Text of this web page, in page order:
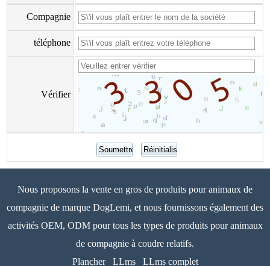
Compagnie
téléphone
Vérifier
Nous proposons la vente en gros de produits pour animaux de
compagnie de marque DogLemi, et nous fournissons également des
activités OEM, ODM pour tous les types de produits pour animaux
de compagnie à coudre relatifs.
Plancher
LLms LLms complet